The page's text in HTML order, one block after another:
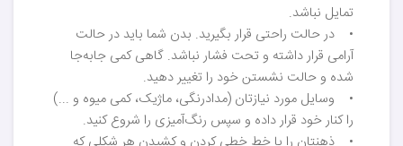
تمایل نباشد.
• در حالت راحتی قرار بگیرید. بدن شما باید در حالت
آرامی قرار داشته و تحت فشار نباشد. گاهی کمی جابه‌جا
شده و حالت نشستن خود را تغییر دهید.
• وسایل مورد نیازتان (مدادرنگی، ماژیک، کمی میوه و ...)
را کنار خود قرار داده و سپس رنگ‌آمیزی را شروع کنید.